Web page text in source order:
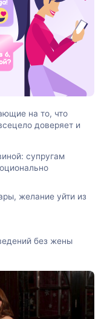
на то, что
доверяет и
супругам
желание уйти из
без жены